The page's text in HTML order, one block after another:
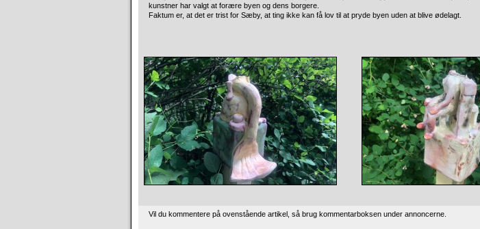
kunstner har valgt at forære byen og dens borgere.
Faktum er, at det er trist for Sæby, at ting ikke kan få lov til at pryde byen uden at blive ødelagt.
Vil du kommentere på ovenstående artikel, så brug kommentarboksen under annoncerne.